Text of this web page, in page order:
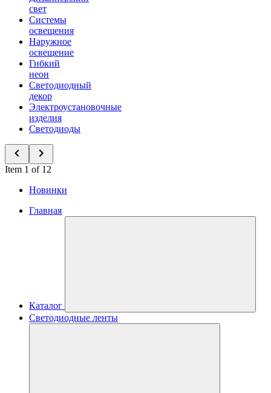
свет
Системы
освещения
Наружное
освещение
Гибкий
неон
Светодиодный
декор
Электроустановочные
изделия
Светодиоды
Item 1 of 12
Новинки
Главная
Каталог
Светодиодные ленты